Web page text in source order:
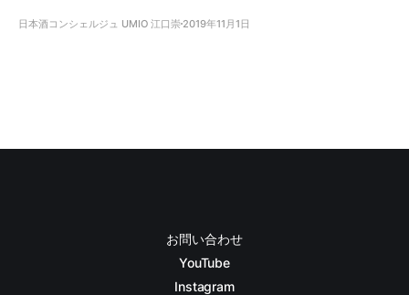
日本酒コンシェルジュ UMIO 江口崇 2019年11月1日
お問い合わせ
YouTube
Instagram